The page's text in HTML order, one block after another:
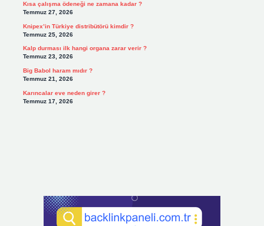
Kısa çalışma ödeneği ne zamana kadar ?
Temmuz 27, 2026
Knipex’in Türkiye distribütörü kimdir ?
Temmuz 25, 2026
Kalp durması ilk hangi organa zarar verir ?
Temmuz 23, 2026
Big Babol haram mıdır ?
Temmuz 21, 2026
Karıncalar eve neden girer ?
Temmuz 17, 2026